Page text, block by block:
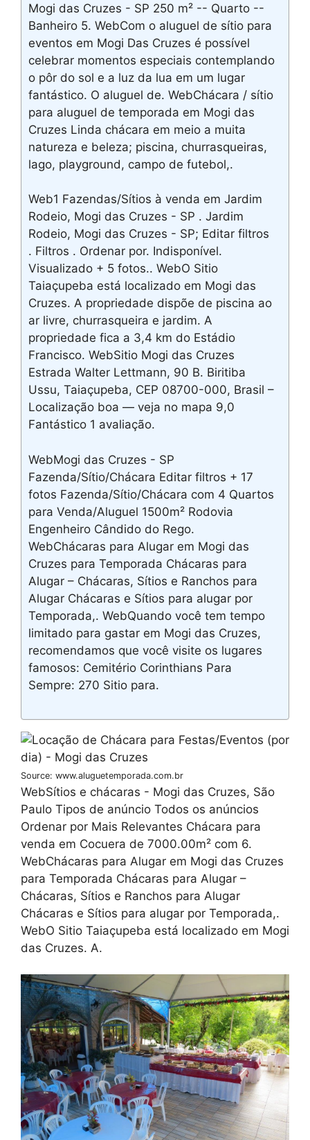
Mogi das Cruzes - SP 250 m² -- Quarto --
Banheiro 5. WebCom o aluguel de sítio para
eventos em Mogi Das Cruzes é possível
celebrar momentos especiais contemplando
o pôr do sol e a luz da lua em um lugar
fantástico. O aluguel de. WebChácara / sítio
para aluguel de temporada em Mogi das
Cruzes Linda chácara em meio a muita
natureza e beleza; piscina, churrasqueiras,
lago, playground, campo de futebol,.
Web1 Fazendas/Sítios à venda em Jardim
Rodeio, Mogi das Cruzes - SP . Jardim
Rodeio, Mogi das Cruzes - SP; Editar filtros
. Filtros . Ordenar por. Indisponível.
Visualizado + 5 fotos.. WebO Sitio
Taiaçupeba está localizado em Mogi das
Cruzes. A propriedade dispõe de piscina ao
ar livre, churrasqueira e jardim. A
propriedade fica a 3,4 km do Estádio
Francisco. WebSitio Mogi das Cruzes
Estrada Walter Lettmann, 90 B. Biritiba
Ussu, Taiaçupeba, CEP 08700-000, Brasil –
Localização boa — veja no mapa 9,0
Fantástico 1 avaliação.
WebMogi das Cruzes - SP
Fazenda/Sítio/Chácara Editar filtros + 17
fotos Fazenda/Sítio/Chácara com 4 Quartos
para Venda/Aluguel 1500m² Rodovia
Engenheiro Cândido do Rego.
WebChácaras para Alugar em Mogi das
Cruzes para Temporada Chácaras para
Alugar – Chácaras, Sítios e Ranchos para
Alugar Chácaras e Sítios para alugar por
Temporada,. WebQuando você tem tempo
limitado para gastar em Mogi das Cruzes,
recomendamos que você visite os lugares
famosos: Cemitério Corinthians Para
Sempre: 270 Sitio para.
Source: www.aluguetemporada.com.br
WebSítios e chácaras - Mogi das Cruzes, São
Paulo Tipos de anúncio Todos os anúncios
Ordenar por Mais Relevantes Chácara para
venda em Cocuera de 7000.00m² com 6.
WebChácaras para Alugar em Mogi das Cruzes
para Temporada Chácaras para Alugar –
Chácaras, Sítios e Ranchos para Alugar
Chácaras e Sítios para alugar por Temporada,.
WebO Sitio Taiaçupeba está localizado em Mogi
das Cruzes. A.